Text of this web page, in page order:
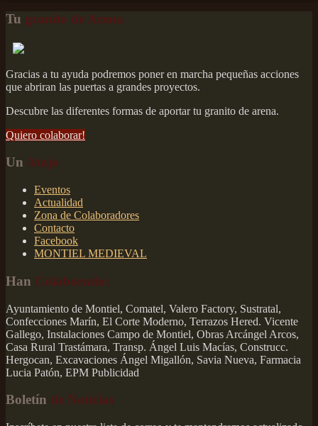
Tu granito de Arena
Gracias a tu ayuda podremos poner en marcha pequeñas acciones
que abriran las puertas a grandes proyectos.
Descubre las diferentes formas de aportar tu granito de arena.
Quiero colaborar!
Un Atajo
Eventos
Actualidad
Zona de Colaboradores
Contacto
Facebook
MONTIEL MEDIEVAL
Han Colaborado:
Ayuntamiento de Montiel, Comatel, Valero Factory, Sustratal,
Confecciones Marín, El Corte Moderno, Terrazos Hered. Vicente
Gallego, Instalaciones Campo de Montiel, Obras Arcángel Arcos,
Casa Rural Trastámara, Transp. Ángel Luis Macías, Construcc.
Hergocan, Excavaciones Ángel Migallón, Savia Nueva, Farmacia
Lucia Patón, EPM Publicidad
Boletín de Noticias